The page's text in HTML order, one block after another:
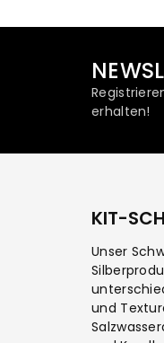
erhalten!
KIT-
Unser
und